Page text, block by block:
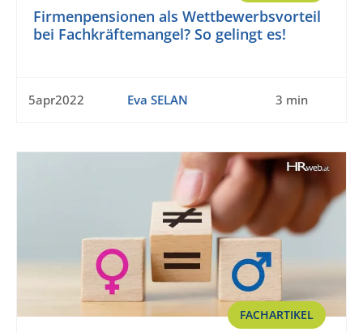
Firmenpensionen als Wettbewerbsvorteil
bei Fachkräftemangel? So gelingt es!
5apr2022 Eva SELAN 3 min
FACHARTIKEL